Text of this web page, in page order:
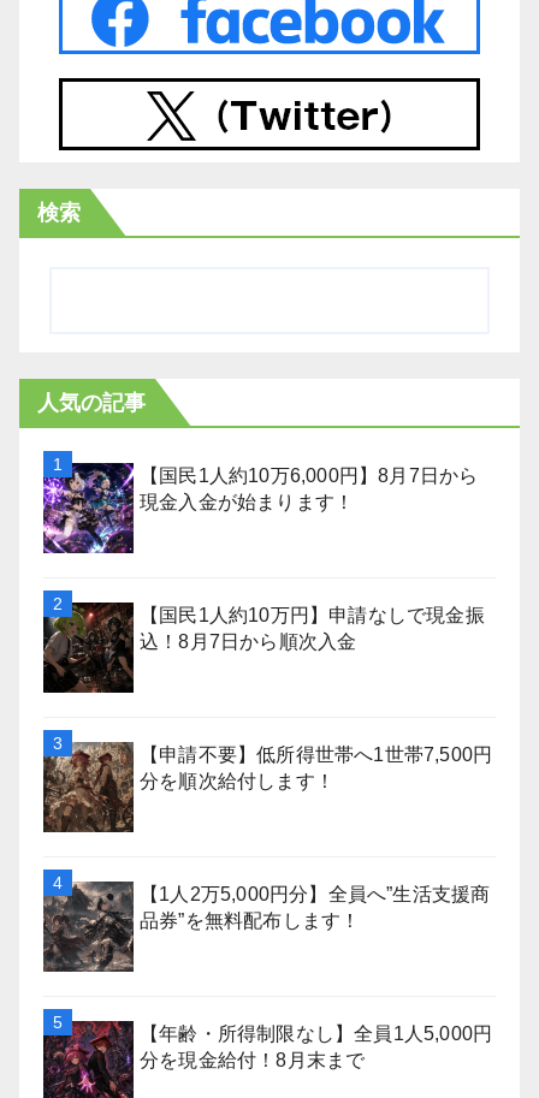
検索
人気の記事
【国民1人約10万6,000円】8月7日から
現金入金が始まります！
【国民1人約10万円】申請なしで現金振
込！8月7日から順次入金
【申請不要】低所得世帯へ1世帯7,500円
分を順次給付します！
【1人2万5,000円分】全員へ”生活支援商
品券”を無料配布します！
【年齢・所得制限なし】全員1人5,000円
分を現金給付！8月末まで